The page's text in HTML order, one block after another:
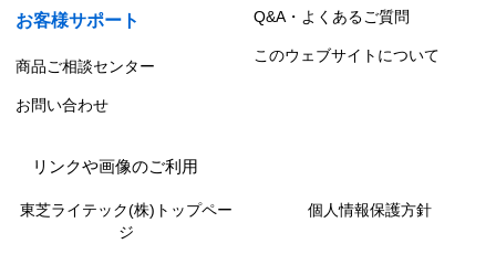
お客様サポート Q&A・よくあるご質問
商品ご相談センター
このウェブサイトについて
お問い合わせ
リンクや画像のご利用
東芝ライテック(株)トップペー
ジ
個人情報保護方針